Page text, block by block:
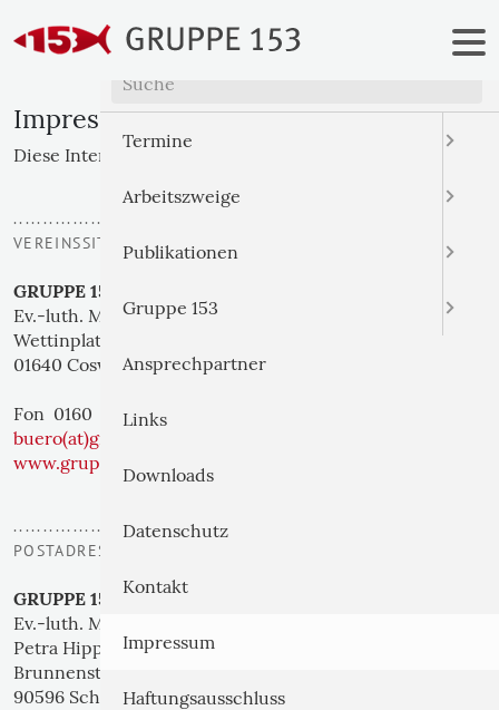
Impressum
Diese Internetseite wird herausgegeben von:
..................
VEREINSSITZ
GRUPPE 153
Ev.-luth. Missionsdienst e. V.
Wettinplatz 1
01640 Coswig
Fon 0160 817 81 15
buero(at)gruppe153.de
www.gruppe153.de
..................
POSTADRESSE | BÜRO
GRUPPE 153
Ev.-luth. Missionsdienst e. V.
Petra Hippelein
Brunnenstraße 60
90596 Schwanstetten
Menü
Termine
Arbeitszweige
Publikationen
Gruppe 153
Ansprechpartner
Links
Downloads
Datenschutz
Kontakt
Impressum
Haftungsausschluss